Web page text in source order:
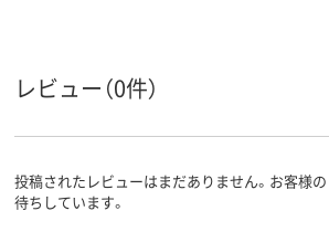
レビュー（0件）
投稿されたレビューはまだありません。お客様
待ちしています。